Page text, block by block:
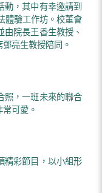
，其中有幸邀請到
體驗工作坊。校董會
院長王香生教授、
亮生教授陪同。
照，一班未來的聯合
可愛。
精彩節目，以小組形